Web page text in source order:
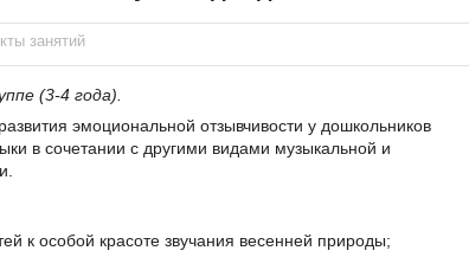
занятий
(3-4 года).
эмоциональной отзывчивости у дошкольников
в сочетании с другими видами музыкальной и
к особой красоте звучания весенней природы;